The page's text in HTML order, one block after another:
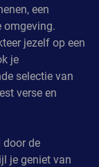
een
omgeving.
jezelf op een
je
selectie van
verse en
door de
je geniet van